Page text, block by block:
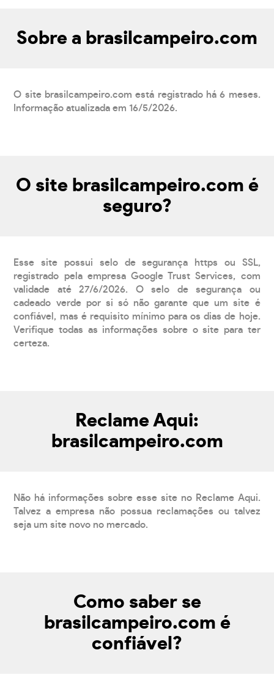
Sobre a brasilcampeiro.com
O site brasilcampeiro.com está registrado há 6 meses.
Informação atualizada em 16/5/2026.
O site brasilcampeiro.com é
seguro?
Esse site possui selo de segurança https ou SSL,
registrado pela empresa Google Trust Services, com
validade até 27/6/2026. O selo de segurança ou
cadeado verde por si só não garante que um site é
confiável, mas é requisito mínimo para os dias de hoje.
Verifique todas as informações sobre o site para ter
certeza.
Reclame Aqui:
brasilcampeiro.com
Não há informações sobre esse site no Reclame Aqui.
Talvez a empresa não possua reclamações ou talvez
seja um site novo no mercado.
Como saber se
brasilcampeiro.com é
confiável?